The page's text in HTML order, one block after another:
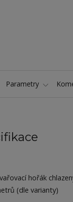
Parametry
hořák
(dle varianty)